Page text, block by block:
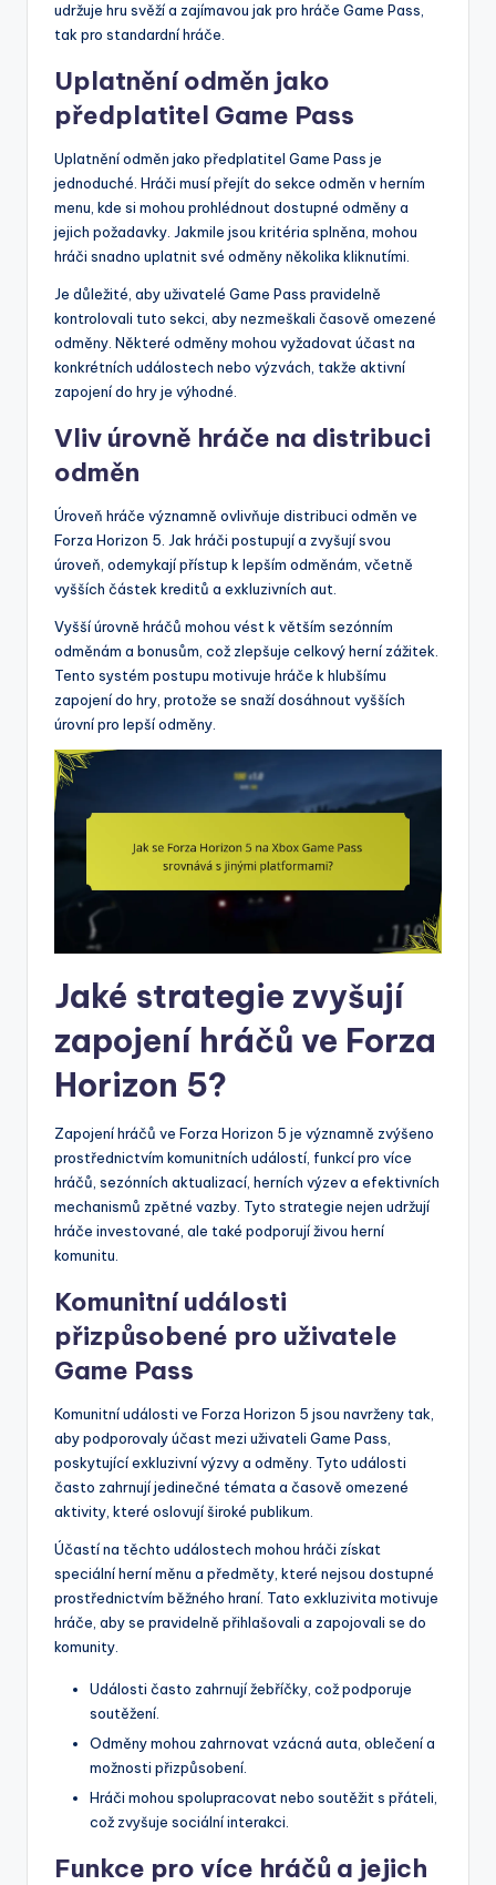
udržuje hru svěží a zajímavou jak pro hráče Game Pass,
tak pro standardní hráče.
Uplatnění odměn jako
předplatitel Game Pass
Uplatnění odměn jako předplatitel Game Pass je
jednoduché. Hráči musí přejít do sekce odměn v herním
menu, kde si mohou prohlédnout dostupné odměny a
jejich požadavky. Jakmile jsou kritéria splněna, mohou
hráči snadno uplatnit své odměny několika kliknutími.
Je důležité, aby uživatelé Game Pass pravidelně
kontrolovali tuto sekci, aby nezmeškali časově omezené
odměny. Některé odměny mohou vyžadovat účast na
konkrétních událostech nebo výzvách, takže aktivní
zapojení do hry je výhodné.
Vliv úrovně hráče na distribuci
odměn
Úroveň hráče významně ovlivňuje distribuci odměn ve
Forza Horizon 5. Jak hráči postupují a zvyšují svou
úroveň, odemykají přístup k lepším odměnám, včetně
vyšších částek kreditů a exkluzivních aut.
Vyšší úrovně hráčů mohou vést k větším sezónním
odměnám a bonusům, což zlepšuje celkový herní zážitek.
Tento systém postupu motivuje hráče k hlubšímu
zapojení do hry, protože se snaží dosáhnout vyšších
úrovní pro lepší odměny.
Jaké strategie zvyšují
zapojení hráčů ve Forza
Horizon 5?
Zapojení hráčů ve Forza Horizon 5 je významně zvýšeno
prostřednictvím komunitních událostí, funkcí pro více
hráčů, sezónních aktualizací, herních výzev a efektivních
mechanismů zpětné vazby. Tyto strategie nejen udržují
hráče investované, ale také podporují živou herní
komunitu.
Komunitní události
přizpůsobené pro uživatele
Game Pass
Komunitní události ve Forza Horizon 5 jsou navrženy tak,
aby podporovaly účast mezi uživateli Game Pass,
poskytující exkluzivní výzvy a odměny. Tyto události
často zahrnují jedinečné témata a časově omezené
aktivity, které oslovují široké publikum.
Účastí na těchto událostech mohou hráči získat
speciální herní měnu a předměty, které nejsou dostupné
prostřednictvím běžného hraní. Tato exkluzivita motivuje
hráče, aby se pravidelně přihlašovali a zapojovali se do
komunity.
Události často zahrnují žebříčky, což podporuje
soutěžení.
Odměny mohou zahrnovat vzácná auta, oblečení a
možnosti přizpůsobení.
Hráči mohou spolupracovat nebo soutěžit s přáteli,
což zvyšuje sociální interakci.
Funkce pro více hráčů a jejich